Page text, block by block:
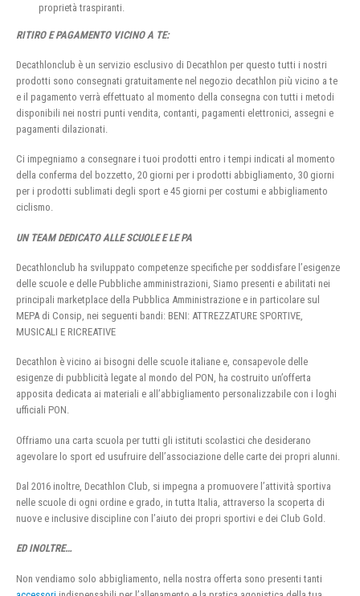
proprietà traspiranti.
RITIRO E PAGAMENTO VICINO A TE:
Decathlonclub è un servizio esclusivo di Decathlon per questo tutti i nostri
prodotti sono consegnati gratuitamente nel negozio decathlon più vicino a te
e il pagamento verrà effettuato al momento della consegna con tutti i metodi
disponibili nei nostri punti vendita, contanti, pagamenti elettronici, assegni e
pagamenti dilazionati.
Ci impegniamo a consegnare i tuoi prodotti entro i tempi indicati al momento
della conferma del bozzetto, 20 giorni per i prodotti abbigliamento, 30 giorni
per i prodotti sublimati degli sport e 45 giorni per costumi e abbigliamento
ciclismo.
UN TEAM DEDICATO ALLE SCUOLE E LE PA
Decathlonclub ha sviluppato competenze specifiche per soddisfare l’esigenze
delle scuole e delle Pubbliche amministrazioni, Siamo presenti e abilitati nei
principali marketplace della Pubblica Amministrazione e in particolare sul
MEPA di Consip, nei seguenti bandi: BENI: ATTREZZATURE SPORTIVE,
MUSICALI E RICREATIVE
Decathlon è vicino ai bisogni delle scuole italiane e, consapevole delle
esigenze di pubblicità legate al mondo del PON, ha costruito un’offerta
apposita dedicata ai materiali e all’abbigliamento personalizzabile con i loghi
ufficiali PON.
Offriamo una carta scuola per tutti gli istituti scolastici che desiderano
agevolare lo sport ed usufruire dell’associazione delle carte dei propri alunni.
Dal 2016 inoltre, Decathlon Club, si impegna a promuovere l’attività sportiva
nelle scuole di ogni ordine e grado, in tutta Italia, attraverso la scoperta di
nuove e inclusive discipline con l’aiuto dei propri sportivi e dei Club Gold.
ED INOLTRE…
Non vendiamo solo abbigliamento, nella nostra offerta sono presenti tanti